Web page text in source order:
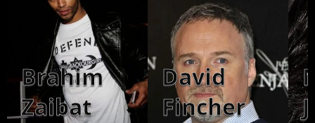
Brahim
Zaibat
David
Fincher